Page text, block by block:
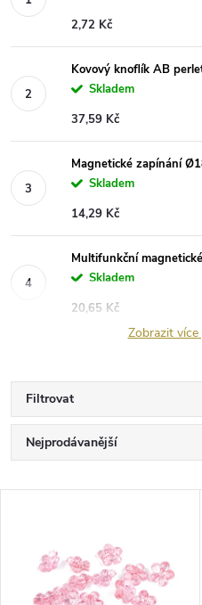
2,72 Kč
Kovový knoflík AB
Skladem
37,59 Kč
Magnetické zapínání
Skladem
14,29 Kč
Multifunkční
Skladem
20,65 Kč
Zobrazit
Filtrovat
Ř
a
Nejprodávanější
Abecedně